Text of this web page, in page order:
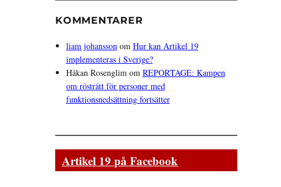
KOMMENTARER
liam johanssonom Hur kan Artikel 19
implementeras i Sverige?
Håkan Rosenglimom REPORTAGE: Kampen
om rösträtt för personer med
funktionsnedsättning fortsätter
Artikel 19 på Facebook